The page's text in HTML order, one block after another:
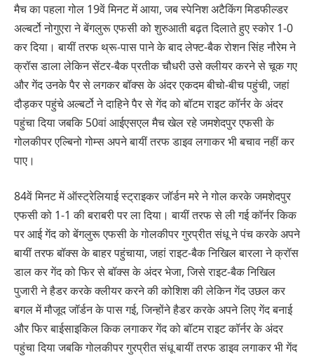
मैच का पहला गोल 19वें मिनट में आया, जब स्पेनिश अटैकिंग मिडफील्डर
अल्बर्टो नोगुएरा ने बेंगलुरू एफसी को शुरुआती बढ़त दिलाते हुए स्कोर 1-0
कर दिया। बायीं तरफ थ्रू-पास पाने के बाद लेफ्ट-बैक रोशन सिंह नौरेम ने
क्रॉस डाला लेकिन सेंटर-बैक प्रतीक चौधरी उसे क्लीयर करने से चूक गए
और गेंद उनके पैर से लगकर बॉक्स के अंदर एकदम बीचो-बीच पहुंची, जहां
दौड़कर पहुंचे अल्बर्टो ने दाहिने पैर से गेंद को बॉटम राइट कॉर्नर के अंदर
पहुंचा दिया जबकि 50वां आईएसएल मैच खेल रहे जमशेदपुर एफसी के
गोलकीपर एल्बिनो गोम्स अपने बायीं तरफ डाइव लगाकर भी बचाव नहीं कर
पाए।
84वें मिनट में ऑस्ट्रेलियाई स्ट्राइकर जॉर्डन मरे ने गोल करके जमशेदपुर
एफसी को 1-1 की बराबरी पर ला दिया। बायीं तरफ से ली गई कॉर्नर किक
पर आई गेंद को बेंगलुरू एफसी के गोलकीपर गुरप्रीत संधू ने पंच करके अपने
बायीं तरफ बॉक्स के बाहर पहुंचाया, जहां राइट-बैक निखिल बारला ने क्रॉस
डाल कर गेंद को फिर से बॉक्स के अंदर भेजा, जिसे राइट-बैक निखिल
पुजारी ने हैडर करके क्लीयर करने की कोशिश की लेकिन गेंद उछल कर
बगल में मौजूद जॉर्डन के पास गई, जिन्होंने हैडर करके अपने लिए गेंद बनाई
और फिर बाईसाइकिल किक लगाकर गेंद को बॉटम राइट कॉर्नर के अंदर
पहुंचा दिया जबकि गोलकीपर गुरप्रीत संधू बायीं तरफ डाइव लगाकर भी गेंद